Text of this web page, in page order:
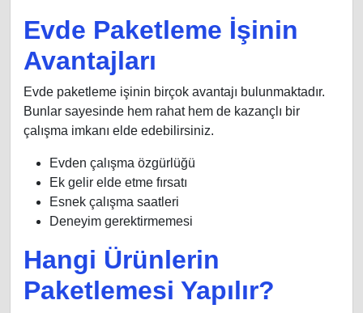
Evde Paketleme İşinin
Avantajları
Evde paketleme işinin birçok avantajı bulunmaktadır.
Bunlar sayesinde hem rahat hem de kazançlı bir
çalışma imkanı elde edebilirsiniz.
Evden çalışma özgürlüğü
Ek gelir elde etme fırsatı
Esnek çalışma saatleri
Deneyim gerektirmemesi
Hangi Ürünlerin
Paketlemesi Yapılır?